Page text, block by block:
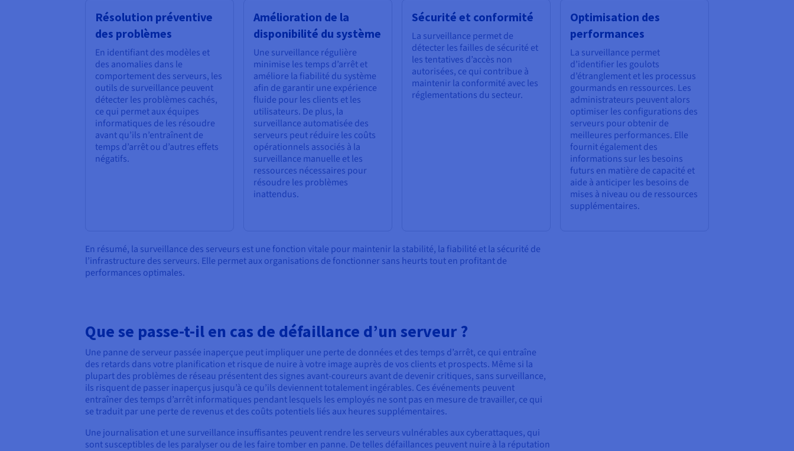
Résolution préventive
des problèmes
En identifiant des modèles et
des anomalies dans le
comportement des serveurs, les
outils de surveillance peuvent
détecter les problèmes cachés,
ce qui permet aux équipes
informatiques de les résoudre
avant qu’ils n’entraînent de
temps d’arrêt ou d’autres effets
négatifs.
Amélioration de la
disponibilité du système
Une surveillance régulière
minimise les temps d’arrêt et
améliore la fiabilité du système
afin de garantir une expérience
fluide pour les clients et les
utilisateurs. De plus, la
surveillance automatisée des
serveurs peut réduire les coûts
opérationnels associés à la
surveillance manuelle et les
ressources nécessaires pour
résoudre les problèmes
inattendus.
Sécurité et conformité
La surveillance permet de
détecter les failles de sécurité et
les tentatives d’accès non
autorisées, ce qui contribue à
maintenir la conformité avec les
réglementations du secteur.
Optimisation des
performances
La surveillance permet
d’identifier les goulots
d’étranglement et les processus
gourmands en ressources. Les
administrateurs peuvent alors
optimiser les configurations des
serveurs pour obtenir de
meilleures performances. Elle
fournit également des
informations sur les besoins
futurs en matière de capacité et
aide à anticiper les besoins de
mises à niveau ou de ressources
supplémentaires.
En résumé, la surveillance des serveurs est une fonction vitale pour maintenir la stabilité, la fiabilité et la sécurité de
l’infrastructure des serveurs. Elle permet aux organisations de fonctionner sans heurts tout en profitant de
performances optimales.
Que se passe-t-il en cas de défaillance d’un serveur ?
Une panne de serveur passée inaperçue peut impliquer une perte de données et des temps d’arrêt, ce qui entraîne
des retards dans votre planification et risque de nuire à votre image auprès de vos clients et prospects. Même si la
plupart des problèmes de réseau présentent des signes avant-coureurs avant de devenir critiques, sans surveillance,
ils risquent de passer inaperçus jusqu’à ce qu’ils deviennent totalement ingérables. Ces événements peuvent
entraîner des temps d’arrêt informatiques pendant lesquels les employés ne sont pas en mesure de travailler, ce qui
se traduit par une perte de revenus et des coûts potentiels liés aux heures supplémentaires.
Une journalisation et une surveillance insuffisantes peuvent rendre les serveurs vulnérables aux cyberattaques, qui
sont susceptibles de les paralyser ou de les faire tomber en panne. De telles défaillances peuvent nuire à la réputation